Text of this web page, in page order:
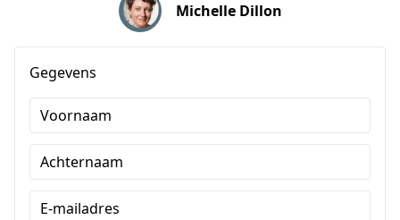
Michelle Dillon
Gegevens
Voornaam
Achternaam
E-mailadres